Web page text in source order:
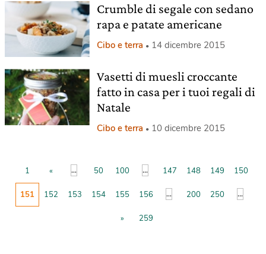
Crumble di segale con sedano
rapa e patate americane
Cibo e terra 14 dicembre 2015
Vasetti di muesli croccante
fatto in casa per i tuoi regali di
Natale
Cibo e terra 10 dicembre 2015
1 « ... 50 100 ... 147 148 149 150
151 152 153 154 155 156 ... 200 250 ...
» 259